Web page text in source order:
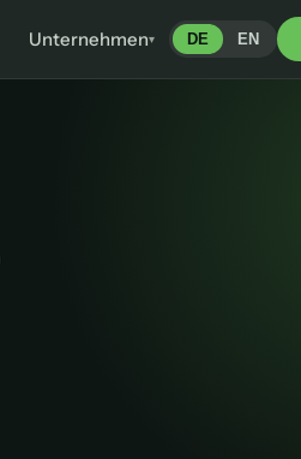
Unternehmen▾ DE EN